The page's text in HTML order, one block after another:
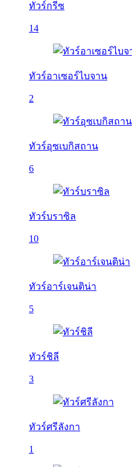
ทัวร์กรีซ
14
ทัวร์อาเซอร์ไบจาน
2
ทัวร์อุซเบกิสถาน
6
ทัวร์บราซิล
10
ทัวร์อาร์เจนติน่า
5
ทัวร์ชิลี
3
ทัวร์ศรีลังกา
1